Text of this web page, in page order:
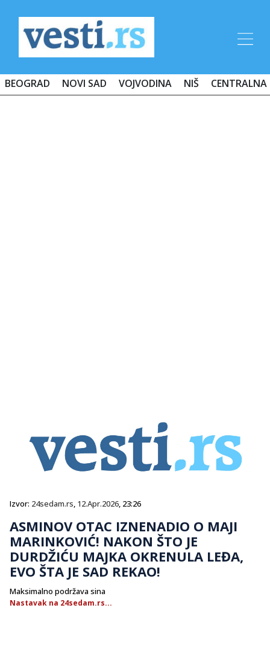
BEOGRAD NOVI SAD VOJVODINA NIŠ CENTRALNA
Izvor: 24sedam.rs, 12.Apr.2026, 23:26
ASMINOV OTAC IZNENADIO O MAJI
MARINKOVIĆ! NAKON ŠTO JE
DURDŽIĆU MAJKA OKRENULA LEĐA,
EVO ŠTA JE SAD REKAO!
Maksimalno podržava sina
Nastavak na 24sedam.rs...